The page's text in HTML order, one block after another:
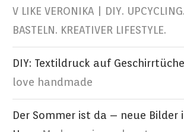
V LIKE VERONIKA | DIY. UPCYCLING.
BASTELN. KREATIVER LIFESTYLE.
DIY: Textildruck auf
love handmade
Der Sommer ist da – neue Bilder